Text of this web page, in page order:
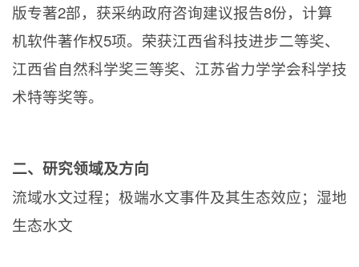
版专著2部，获采纳政府咨询建议报告8份，计算
机软件著作权5项。荣获江西省科技进步二等奖、
江西省自然科学奖三等奖、江苏省力学学会科学技
术特等奖等。
二、研究领域及方向
流域水文过程；极端水文事件及其生态效应；湿地
生态水文